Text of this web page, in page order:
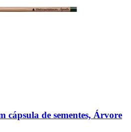
cápsula de sementes, Árvore